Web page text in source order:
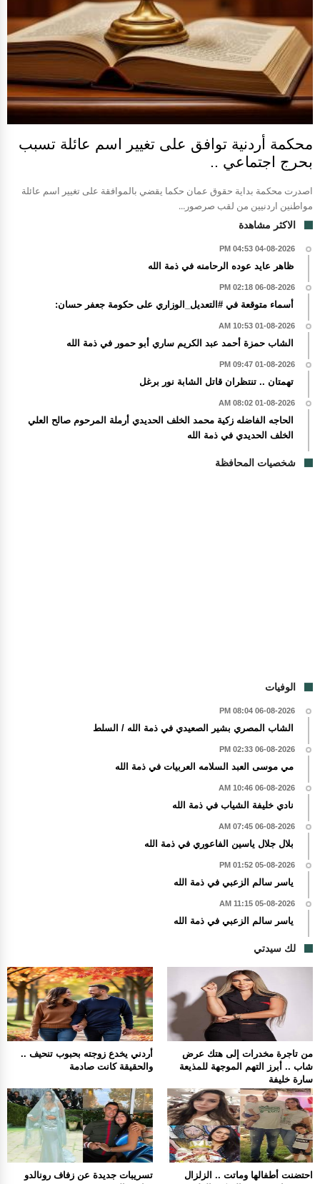
محكمة أردنية توافق على تغيير اسم عائلة تسبب
بحرج اجتماعي ..
اصدرت محكمة بداية حقوق عمان حكما يقضي بالموافقة على تغيير اسم عائلة
مواطنين اردنيين من لقب صرصور...
الاكثر مشاهدة
04-08-2026 04:53 PM
ظاهر عايد عوده الرحامنه في ذمة الله
06-08-2026 02:18 PM
أسماء متوقعة في #التعديل_الوزاري على حكومة جعفر حسان:
01-08-2026 10:53 AM
الشاب حمزة أحمد عبد الكريم ساري أبو حمور في ذمة الله
01-08-2026 09:47 PM
تهمتان .. تنتظران قاتل الشابة نور برغل
01-08-2026 08:02 AM
الحاجه الفاضله زكية محمد الخلف الحديدي أرملة المرحوم صالح العلي
الخلف الحديدي في ذمة الله
شخصيات المحافظة
الوفيات
06-08-2026 08:04 PM
الشاب المصري بشير الصعيدي في ذمة الله / السلط
06-08-2026 02:33 PM
مي موسى العبد السلامه العربيات في ذمة الله
06-08-2026 10:46 AM
نادي خليفة الشياب في ذمة الله
06-08-2026 07:45 AM
بلال جلال ياسين الفاعوري في ذمة الله
05-08-2026 01:52 PM
ياسر سالم الزعبي في ذمة الله
05-08-2026 11:15 AM
ياسر سالم الزعبي في ذمة الله
لك سيدتي
أردني يخدع زوجته بحبوب تنحيف ..
والحقيقة كانت صادمة
من تاجرة مخدرات إلى هتك عرض
شاب .. أبرز التهم الموجهة للمذيعة
سارة خليفة
تسريبات جديدة عن زفاف رونالدو
احتضنت أطفالها وماتت .. الزلزال